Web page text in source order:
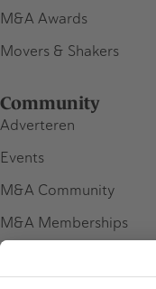
M&A Awards
Movers & Shakers
Community
Adverteren
Events
M&A Community
M&A Memberships